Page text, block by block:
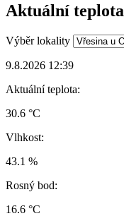
Aktuální teplota
Výběr lokality
9.8.2026 12:39
Aktuální teplota:
30.6 °C
Vlhkost:
43.1 %
Rosný bod:
16.6 °C